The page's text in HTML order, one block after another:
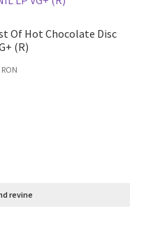
Hot Chocolate Disc
VINIL LP VG+ (R)
RON
revine